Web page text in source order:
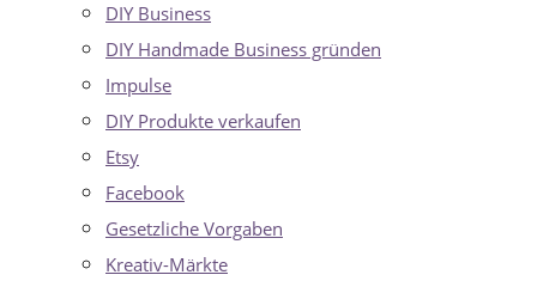
DIY Business
DIY Handmade Business gründen
Impulse
DIY Produkte verkaufen
Etsy
Facebook
Gesetzliche Vorgaben
Kreativ-Märkte